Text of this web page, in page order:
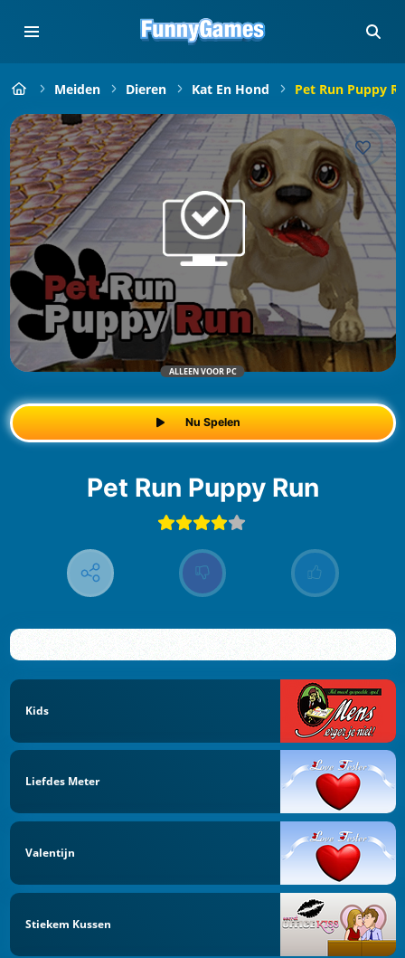
Meiden Dieren Kat En Hond Pet Run Puppy
ALLEEN VOOR PC
Nu Spelen
Pet Run Puppy Run
Kids
Liefdes Meter
Valentijn
Stiekem Kussen